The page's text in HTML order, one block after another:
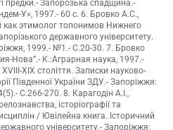
предки.- Запорозька спадщина.-
У», 1997.- 60 с. 6. Бровко А.С.,
этимолог топонимов Нижнего
державного університету.
1999.- №1.- С.20-30. 7. Бровко
Нова”.- К.:Аграрная наука, 1997.-
XIX століття. Записки науково-
Південної України ЗДУ.- Запоріжжя:
С.266-270. 8. Карагодін А.І.,
історіографії та
/ Ювілейна книга. Історичний
університету.- Запоріжжя: